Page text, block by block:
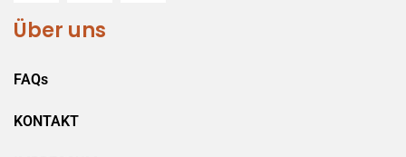
Über uns
FAQs
KONTAKT